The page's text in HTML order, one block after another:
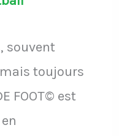
souvent
toujours
FOOT© est